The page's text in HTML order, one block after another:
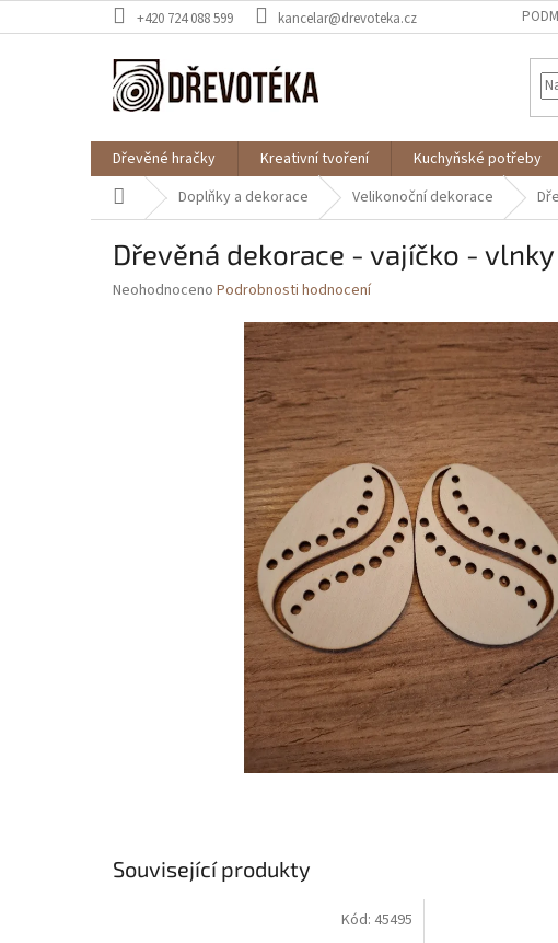
na
+420 724 088 599 kancelar@drevoteka.cz
Dřevěné hračky Kreativní tvoření Kuchyňské potřeby
Domů Doplňky a dekorace Velikonoční dekorace
Dřevěná dekorace - vajíčko - vlnky
Průměrné
Neohodnoceno Podrobnosti hodnocení
Související produkty
Kód: 45495